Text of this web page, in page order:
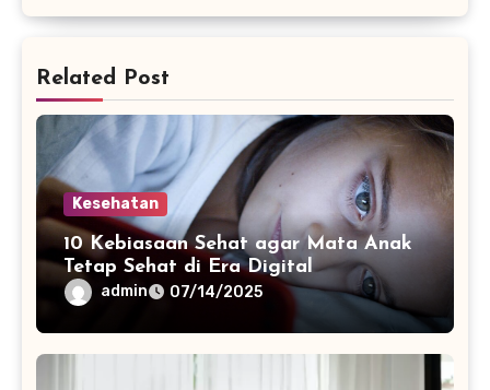
Related Post
Kesehatan
10 Kebiasaan Sehat agar Mata Anak
Tetap Sehat di Era Digital
admin 07/14/2025